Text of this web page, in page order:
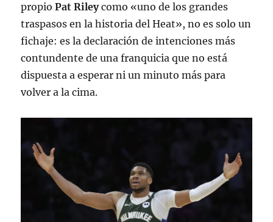
propioPat Rileycomo «uno de los grandes
traspasos en la historia del Heat», no es solo un
fichaje: es la declaración de intenciones más
contundente de una franquicia que no está
dispuesta a esperar ni un minuto más para
volver a la cima.